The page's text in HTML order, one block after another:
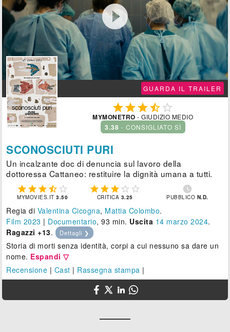

GUARDA IL TRAILER
 
MYMONETRO - GIUDIZIO MEDIO
3.38 - CONSIGLIATO SÌ
SCONOSCIUTI PURI
Un incalzante doc di denuncia sul lavoro della
dottoressa Cattaneo: restituire la dignità umana a tutti.
    
MYMOVIES.IT3.50
    
CRITICA 3.25

PUBBLICO N.D.
Regia di Valentina Cicogna, Mattia Colombo.
Film 2023 | Documentario, 93 min. Uscita 14 marzo 2024.
Ragazzi +13. Dettagli ❯
Storia di morti senza identità, corpi a cui nessuno sa dare un
nome. Espandi ▽
Recensione | Cast | Rassegna stampa |